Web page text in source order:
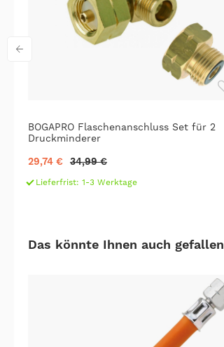
BOGAPRO Flaschenanschluss Set für 2
Druckminderer
29,74 € 34,99 €
Lieferfrist: 1-3 Werktage
Das könnte Ihnen auch gefallen